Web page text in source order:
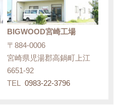
BIGWOOD宮崎工場
〒884-0006
宮崎県児湯郡高鍋町上江
6651-92
TEL
0983-22-3796